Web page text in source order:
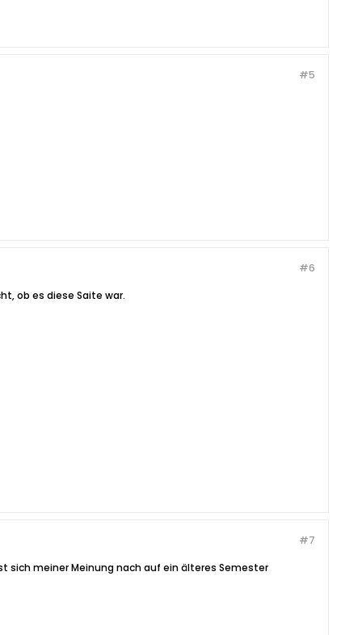
#5
#6
ob es diese Saite war.
#7
sich meiner Meinung nach auf ein älteres Semester